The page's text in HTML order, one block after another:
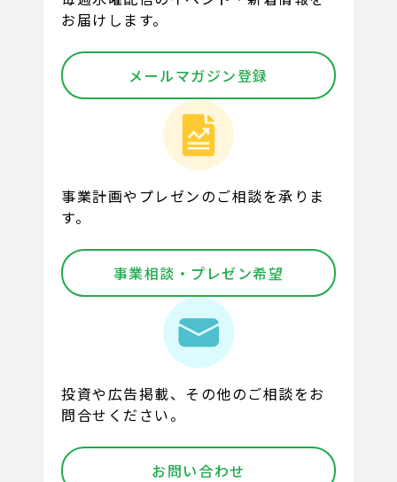
お届けします。
メールマガジン登録
事業計画やプレゼンのご相談を承りま
す。
事業相談・プレゼン希望
投資や広告掲載、その他のご相談をお
問合せください。
お問い合わせ